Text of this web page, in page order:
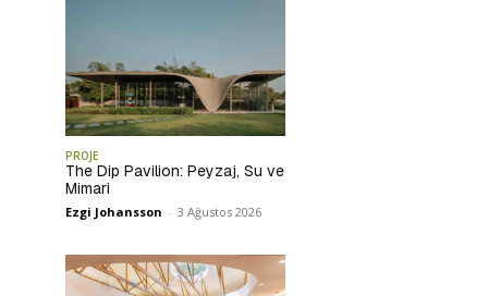
PROJE
The Dip Pavilion: Peyzaj, Su ve
Mimari
Ezgi Johansson - 3 Ağustos 2026